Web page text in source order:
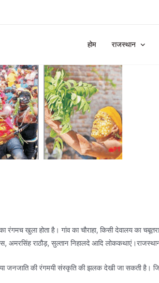
होम राजस्थान
खुला होता है। गांव का चौराहा, किसी देवालय का
अमरसिंह राठौड़, सुल्तान निहालदे आदि
जनजाति की रंगमयी संस्कृति की झलक देखी जा सकती